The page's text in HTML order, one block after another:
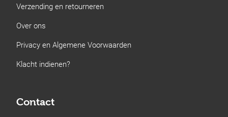
Verzending en retourneren
Over ons
Privacy en Algemene Voorwaarden
Klacht indienen?
Contact